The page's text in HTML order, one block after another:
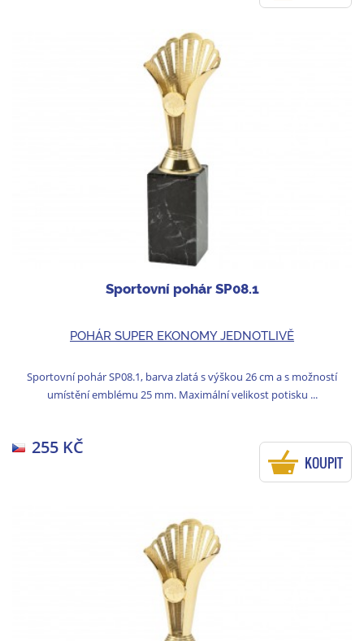
Sportovní pohár SP08.1
POHÁR SUPER EKONOMY JEDNOTLIVĚ
Sportovní pohár SP08.1, barva zlatá s výškou 26 cm a s možností
umístění emblému 25 mm. Maximální velikost potisku ...
255 KČ
KOUPIT